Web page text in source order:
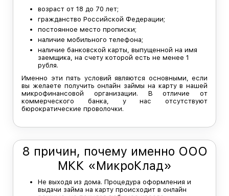
возраст от 18 до 70 лет;
гражданство Российской Федерации;
постоянное место прописки;
наличие мобильного телефона;
наличие банковской карты, выпущенной на имя
заемщика, на счету которой есть не менее 1
рубля.
Именно эти пять условий являются основными, если
вы желаете получить онлайн займы на карту в нашей
микрофинансовой организации. В отличие от
коммерческого банка, у нас отсутствуют
бюрократические проволочки.
8 причин, почему именно ООО
МКК «МикроКлад»
Не выходя из дома. Процедура оформления и
выдачи займа на карту происходит в онлайн